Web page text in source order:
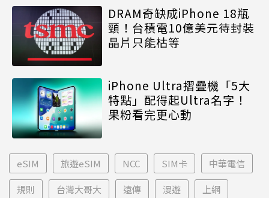
DRAM奇缺成iPhone 18瓶
頸！台積電10億美元待封裝
晶片只能枯等
iPhone Ultra摺疊機「5大
特點」配得起Ultra名字！
果粉看完更心動
eSIM 旅遊eSIM NCC SIM卡 中華電信
規則 台灣大哥大 遠傳 漫遊 上網